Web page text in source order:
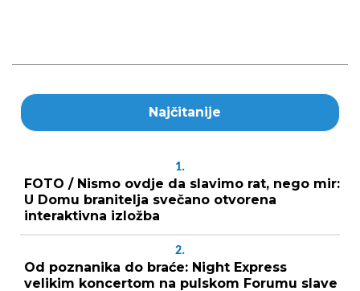
Najčitanije
1.
FOTO / Nismo ovdje da slavimo rat, nego mir:
U Domu branitelja svečano otvorena
interaktivna izložba
2.
Od poznanika do braće: Night Express
velikim koncertom na pulskom Forumu slave